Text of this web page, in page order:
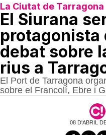
La Ciutat de Tarragona
El Siurana
protagonista
debat sobre
rius a
El Port de Tarragona
sobre el Francolí, Ebre i
08 D'ABRIL